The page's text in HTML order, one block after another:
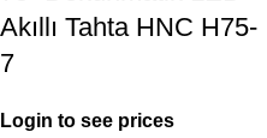
Akıllı Tahta HNC H75-
7
Login to see prices